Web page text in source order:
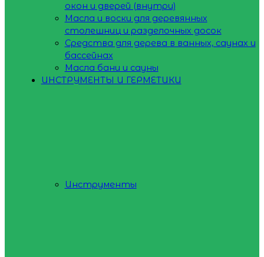
окон и дверей (внутри)
Масла и воски для деревянных
столешниц и разделочных досок
Средства для дерева в ванных, саунах и
бассейнах
Масла бани и сауны
ИНСТРУМЕНТЫ И ГЕРМЕТИКИ
Инструменты